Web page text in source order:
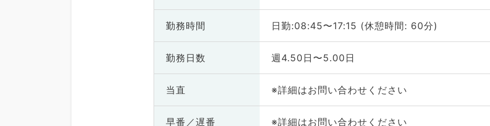
勤務時間 日勤:08:45〜17:15 (休憩時間: 60分)
勤務日数 週4.50日〜5.00日
当直 ※詳細はお問い合わせください
早番／遅番 ※詳細はお問い合わせください